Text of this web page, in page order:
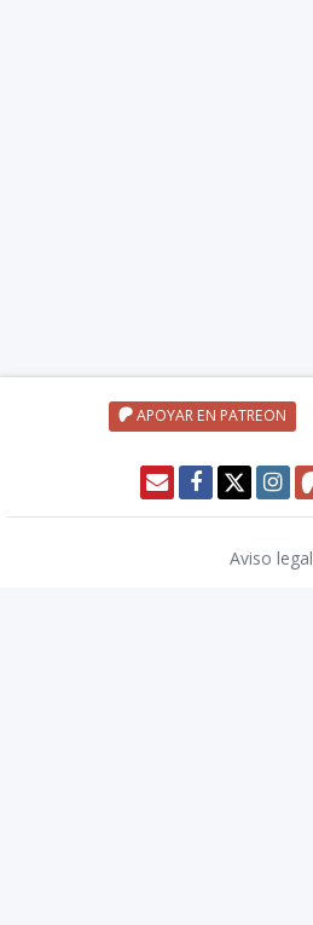
APOYAR EN PATREON
Aviso legal